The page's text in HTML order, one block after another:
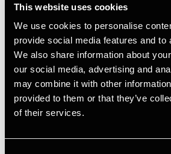
This website uses cookies
We use cookies to personalise
provide social media features and to
We also share information about
our social media, advertising and
may combine it with other
provided to them or that they’ve
of their services.
topskattebetaler tjene 575.000 kr. for
regningen. Laver du en
uddannelsen til at koste dig under
trods alt kun tjene 250.000 kr. for at
Bruttolønsordninger er ikke kun
uddannelsesudgifter, men kan også
pendlerkort, smartphones og
mere om mulighederne – og
interesse for bruttolønsordninger,